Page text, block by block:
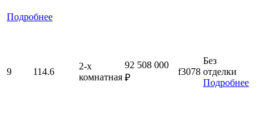
Подробнее
9 114.6
2-x
комнатная
92 508 000
₽
f3078
Без
отделки
Подробнее